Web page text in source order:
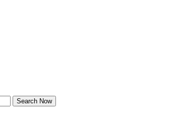
Search Now